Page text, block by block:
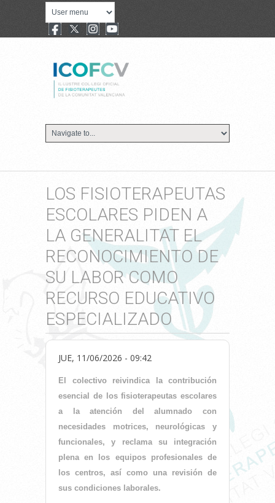
LOS FISIOTERAPEUTAS
ESCOLARES PIDEN A
LA GENERALITAT EL
RECONOCIMIENTO DE
SU LABOR COMO
RECURSO EDUCATIVO
ESPECIALIZADO
JUE, 11/06/2026 - 09:42
El colectivo reivindica la contribución
esencial de los fisioterapeutas escolares
a la atención del alumnado con
necesidades motrices, neurológicas y
funcionales, y reclama su integración
plena en los equipos profesionales de
los centros, así como una revisión de
sus condiciones laborales.